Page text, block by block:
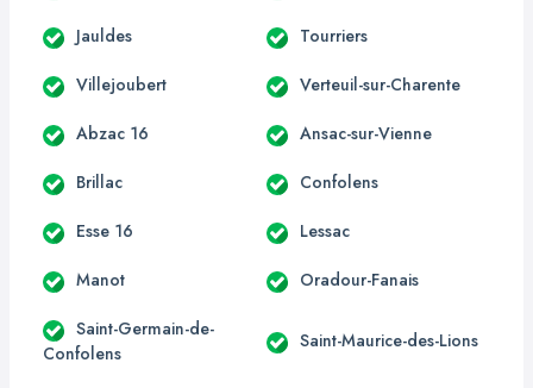
Jauldes Tourriers
Villejoubert Verteuil-sur-Charente
Abzac 16 Ansac-sur-Vienne
Brillac Confolens
Esse 16 Lessac
Manot Oradour-Fanais
Saint-Germain-de-
Confolens
Saint-Maurice-des-Lions